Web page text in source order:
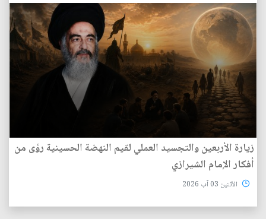
زيارة الأربعين والتجسيد العملي لقيم النهضة الحسينية رؤى من
أفكار الإمام الشيرازي
الأثنين 03 آب 2026